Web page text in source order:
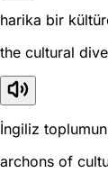
harika bir
the cultural
İngiliz
archons of